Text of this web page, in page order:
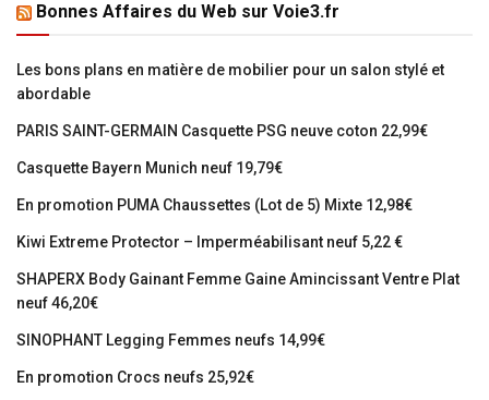
Bonnes Affaires du Web sur Voie3.fr
Les bons plans en matière de mobilier pour un salon stylé et
abordable
PARIS SAINT-GERMAIN Casquette PSG neuve coton 22,99€
Casquette Bayern Munich neuf 19,79€
En promotion PUMA Chaussettes (Lot de 5) Mixte 12,98€
Kiwi Extreme Protector – Imperméabilisant neuf 5,22 €
SHAPERX Body Gainant Femme Gaine Amincissant Ventre Plat
neuf 46,20€
SINOPHANT Legging Femmes neufs 14,99€
En promotion Crocs neufs 25,92€